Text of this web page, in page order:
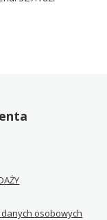
osobowych